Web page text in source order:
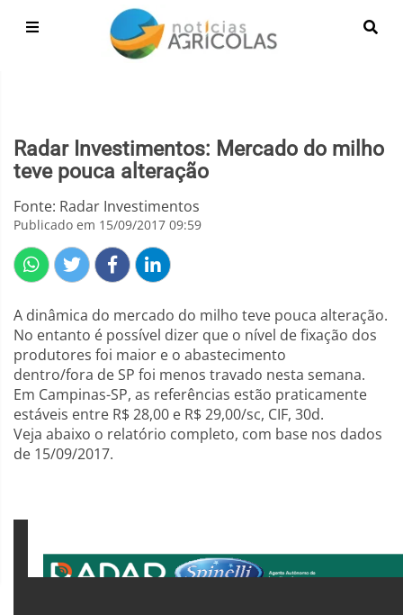
Radar Investimentos: Mercado do milho
teve pouca alteração
Fonte: Radar Investimentos
Publicado em 15/09/2017 09:59
A dinâmica do mercado do milho teve pouca alteração.
No entanto é possível dizer que o nível de fixação dos
produtores foi maior e o abastecimento
dentro/fora de SP foi menos travado nesta semana.
Em Campinas-SP, as referências estão praticamente
estáveis entre R$ 28,00 e R$ 29,00/sc, CIF, 30d.
Veja abaixo o relatório completo, com base nos dados
de 15/09/2017.